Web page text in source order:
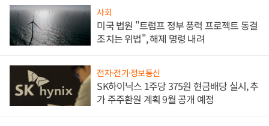
사회
미국 법원 "트럼프 정부 풍력 프로젝트 동결
조치는 위법", 해제 명령 내려
전자·전기·정보통신
SK하이닉스 1주당 375원 현금배당 실시, 추
가 주주환원 계획 9월 공개 예정